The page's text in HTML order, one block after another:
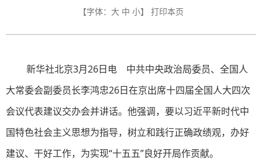
【字体： 大 中 小】 打印本页
新华社北京3月26日电 中共中央政治局委员、全国人
大常委会副委员长李鸿忠26日在京出席十四届全国人大四次
会议代表建议交办会并讲话。他强调，要以习近平新时代中
国特色社会主义思想为指导，树立和践行正确政绩观，办好
建议、干好工作，为实现“十五五”良好开局作贡献。